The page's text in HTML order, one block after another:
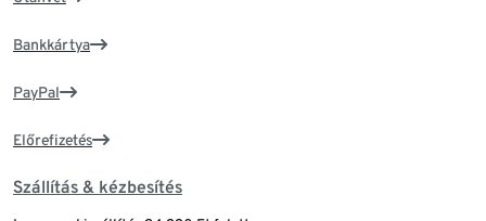
Bankkártya
PayPal
Előrefizetés
Szállítás & kézbesítés